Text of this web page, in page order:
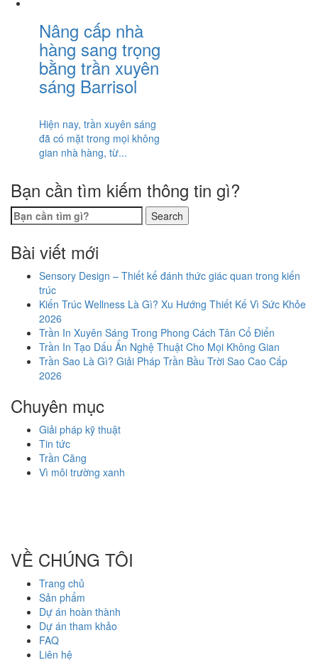
Nâng cấp nhà
hàng sang trọng
bằng trần xuyên
sáng Barrisol
Hiện nay, trần xuyên sáng
đã có mặt trong mọi không
gian nhà hàng, từ...
Bạn cần tìm kiếm thông tin gì?
Search
Bài viết mới
Sensory Design – Thiết kế đánh thức giác quan trong kiến
trúc
Kiến Trúc Wellness Là Gì? Xu Hướng Thiết Kế Vì Sức Khỏe
2026
Trần In Xuyên Sáng Trong Phong Cách Tân Cổ Điển
Trần In Tạo Dấu Ấn Nghệ Thuật Cho Mọi Không Gian
Trần Sao Là Gì? Giải Pháp Trần Bầu Trời Sao Cao Cấp
2026
Chuyên mục
Giải pháp kỹ thuật
Tin tức
Trần Căng
Vì môi trường xanh
VỀ CHÚNG TÔI
Trang chủ
Sản phẩm
Dự án hoàn thành
Dự án tham khảo
FAQ
Liên hệ